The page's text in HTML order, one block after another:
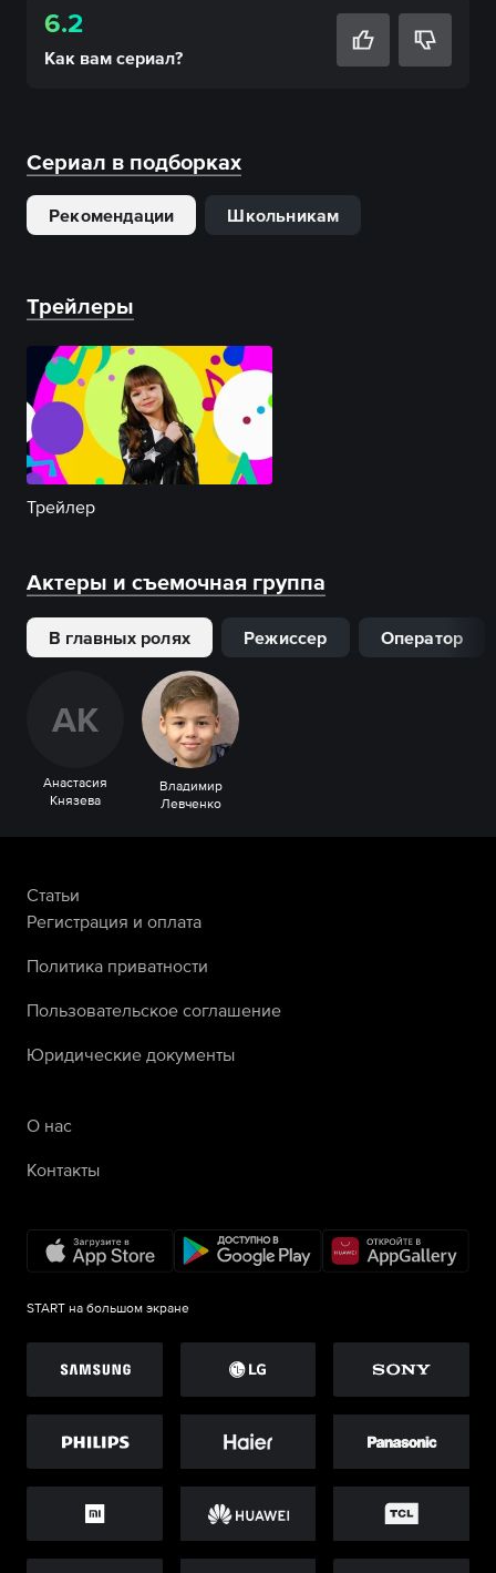
6.2
Как вам сериал?
Сериал в подборках
Рекомендации Школьникам
Трейлеры
Трейлер
Актеры и съемочная группа
В главных ролях Режиссер Оператор
АК
Анастасия
Князева
Владимир
Левченко
Статьи
Регистрация и оплата
Политика приватности
Пользовательское соглашение
Юридические документы
О нас
Контакты
START на большом экране